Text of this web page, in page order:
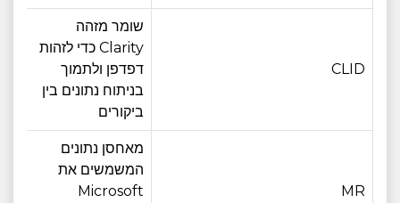
CLID
שומר מזהה
Clarity כדי לזהות
דפדפן ולתמוך
בניתוח נתונים בין
ביקורים
MR
מאחסן נתונים
המשמשים את
Microsoft